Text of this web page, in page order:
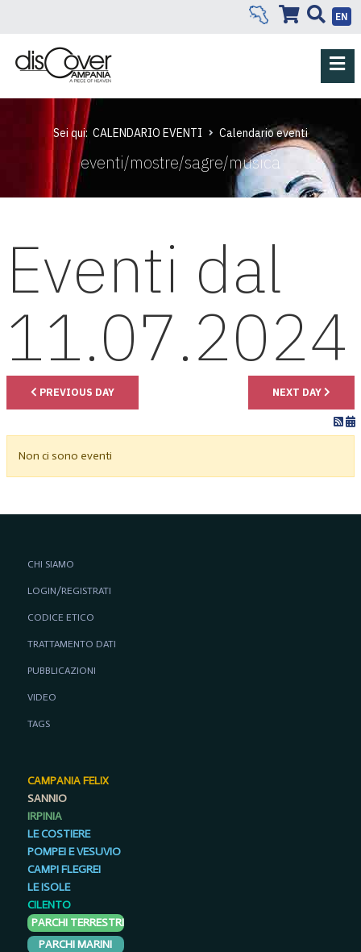
EN
Sei qui: CALENDARIO EVENTI Calendario eventi
eventi/mostre/sagre/musica
Eventi dal
11.07.2024
PREVIOUS DAY NEXT DAY
Non ci sono eventi
CHI SIAMO
LOGIN/REGISTRATI
CODICE ETICO
TRATTAMENTO DATI
PUBBLICAZIONI
VIDEO
TAGS
CAMPANIA FELIX
SANNIO
IRPINIA
LE COSTIERE
POMPEI E VESUVIO
CAMPI FLEGREI
LE ISOLE
CILENTO
PARCHI TERRESTRI
PARCHI MARINI